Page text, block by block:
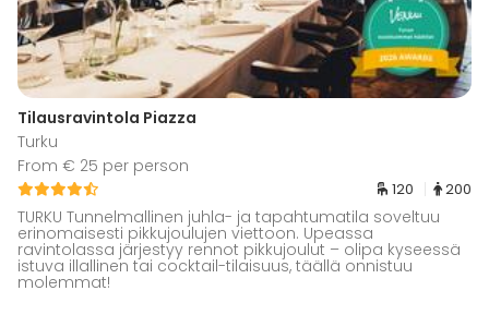
Tilausravintola Piazza
Turku
From € 25 per person
120 200
TURKU Tunnelmallinen juhla- ja tapahtumatila soveltuu
erinomaisesti pikkujoulujen viettoon. Upeassa
ravintolassa järjestyy rennot pikkujoulut – olipa kyseessä
istuva illallinen tai cocktail-tilaisuus, täällä onnistuu
molemmat!